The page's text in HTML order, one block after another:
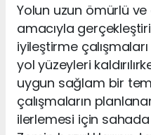
Yolun uzun ömürlü ve
amacıyla
iyileştirme
yol yüzeyleri
uygun sağlam bir
çalışmaların
ilerlemesi için